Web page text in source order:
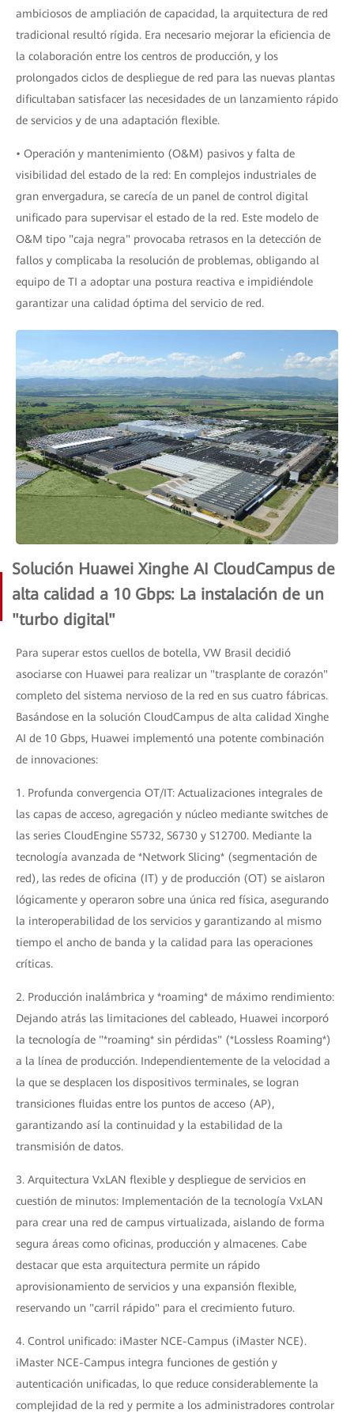
ambiciosos de ampliación de capacidad, la arquitectura de red
tradicional resultó rígida. Era necesario mejorar la eficiencia de
la colaboración entre los centros de producción, y los
prolongados ciclos de despliegue de red para las nuevas plantas
dificultaban satisfacer las necesidades de un lanzamiento rápido
de servicios y de una adaptación flexible.
• Operación y mantenimiento (O&M) pasivos y falta de
visibilidad del estado de la red: En complejos industriales de
gran envergadura, se carecía de un panel de control digital
unificado para supervisar el estado de la red. Este modelo de
O&M tipo "caja negra" provocaba retrasos en la detección de
fallos y complicaba la resolución de problemas, obligando al
equipo de TI a adoptar una postura reactiva e impidiéndole
garantizar una calidad óptima del servicio de red.
Solución Huawei Xinghe AI ​​CloudCampus de
alta calidad a 10 Gbps: La instalación de un
"turbo digital"
Para superar estos cuellos de botella, VW Brasil decidió
asociarse con Huawei para realizar un "trasplante de corazón"
completo del sistema nervioso de la red en sus cuatro fábricas.
Basándose en la solución CloudCampus de alta calidad Xinghe
AI ​​de 10 Gbps, Huawei implementó una potente combinación
de innovaciones:
1. Profunda convergencia OT/IT: Actualizaciones integrales de
las capas de acceso, agregación y núcleo mediante switches de
las series CloudEngine S5732, S6730 y S12700. Mediante la
tecnología avanzada de *Network Slicing* (segmentación de
red), las redes de oficina (IT) y de producción (OT) se aislaron
lógicamente y operaron sobre una única red física, asegurando
la interoperabilidad de los servicios y garantizando al mismo
tiempo el ancho de banda y la calidad para las operaciones
críticas.
2. Producción inalámbrica y *roaming* de máximo rendimiento:
Dejando atrás las limitaciones del cableado, Huawei incorporó
la tecnología de "*roaming* sin pérdidas" (*Lossless Roaming*)
a la línea de producción. Independientemente de la velocidad a
la que se desplacen los dispositivos terminales, se logran
transiciones fluidas entre los puntos de acceso (AP),
garantizando así la continuidad y la estabilidad de la
transmisión de datos.
3. Arquitectura VxLAN flexible y despliegue de servicios en
cuestión de minutos: Implementación de la tecnología VxLAN
para crear una red de campus virtualizada, aislando de forma
segura áreas como oficinas, producción y almacenes. Cabe
destacar que esta arquitectura permite un rápido
aprovisionamiento de servicios y una expansión flexible,
reservando un "carril rápido" para el crecimiento futuro.
4. Control unificado: iMaster NCE-Campus (iMaster NCE).
iMaster NCE-Campus integra funciones de gestión y
autenticación unificadas, lo que reduce considerablemente la
complejidad de la red y permite a los administradores controlar